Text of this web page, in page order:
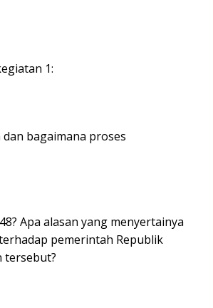
1:
dan bagaimana proses
Apa alasan yang menyertainya
pemerintah Republik
tersebut?